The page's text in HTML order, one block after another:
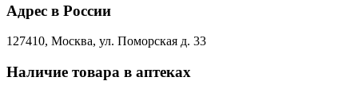
Адрес в России
127410, Москва, ул. Поморская д. 33
Наличие товара в аптеках